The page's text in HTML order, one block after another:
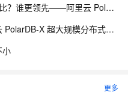
主流分布式数据库的 AI 能力怎么对比？谁更领先——阿里云 PolarDB-X 分布式 AI 承载能力解析
Agent 应用如何选型数据库？阿里云 PolarDB-X 超大规模分布式数据承载能力解析
小
更多